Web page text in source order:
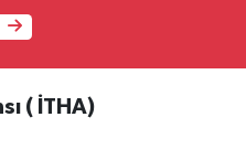
( İTHA)